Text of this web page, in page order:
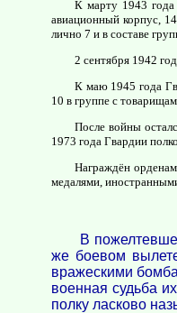
К марту 1943 года
авиационный корпус,
лично 7 и в составе
2 сентября 1942
К маю 1945 года
10 в группе с
После войны
1973 года Гвардии
Награждён
медалями,
В
же боевом
вражескими
военная судьба
полку ласково